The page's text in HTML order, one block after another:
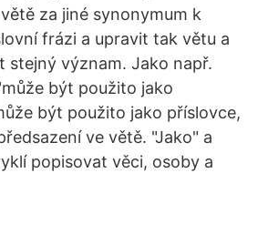
za jiné synonymum k
frázi a upravit tak větu a
stejný význam. Jako např.
být použito jako
být použito jako příslovce,
ve větě. "Jako" a
popisovat věci, osoby a